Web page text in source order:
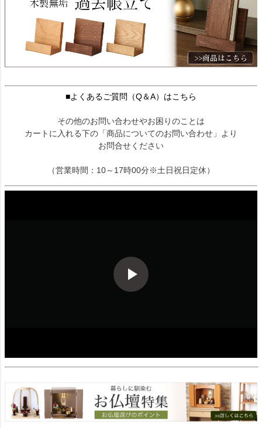
■よくあるご質問（Q＆A）はこちら
その他のお問い合わせやお困りのことは
カートに入れる下の「商品についてのお問い合わせ」より
お問合せください
（営業時間：10～17時00分※土日祝日定休）